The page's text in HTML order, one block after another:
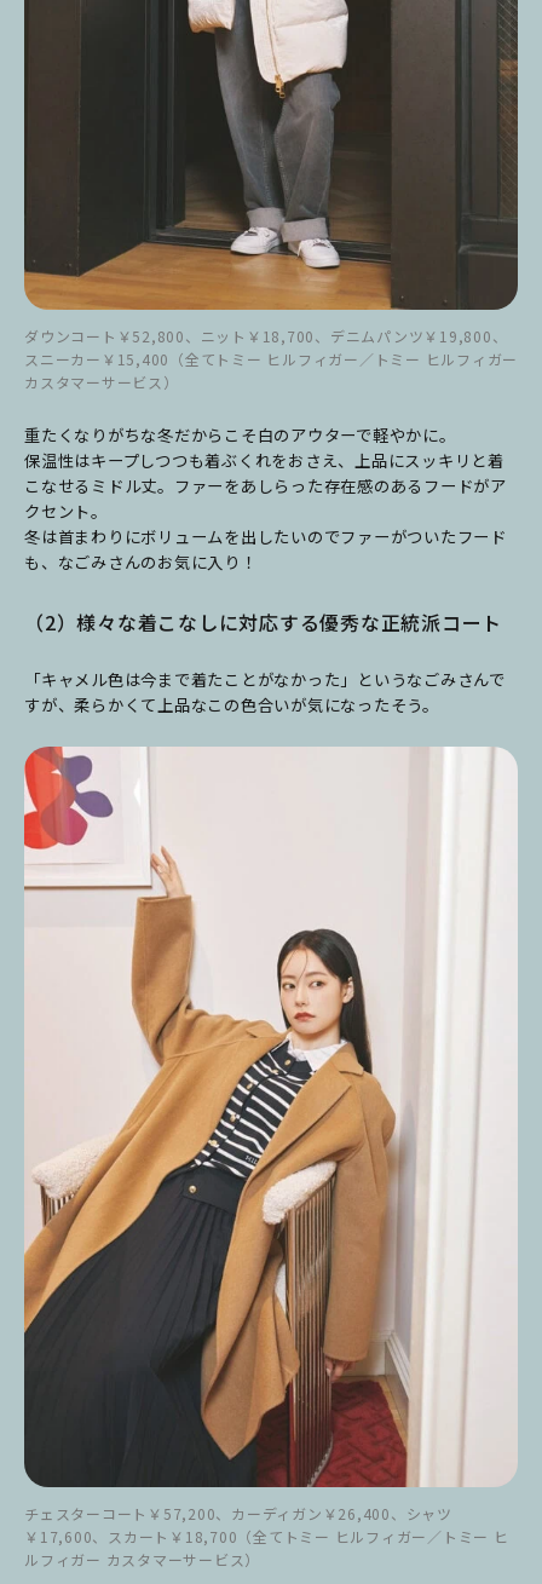
ダウンコート￥52,800、ニット￥18,700、デニムパンツ￥19,800、
スニーカー￥15,400（全てトミー ヒルフィガー／トミー ヒルフィガー
カスタマーサービス）
重たくなりがちな冬だからこそ白のアウターで軽やかに。
保温性はキープしつつも着ぶくれをおさえ、上品にスッキリと着
こなせるミドル丈。ファーをあしらった存在感のあるフードがア
クセント。
冬は首まわりにボリュームを出したいのでファーがついたフード
も、なごみさんのお気に入り！
（2）様々な着こなしに対応する優秀な正統派コート
「キャメル色は今まで着たことがなかった」というなごみさんで
すが、柔らかくて上品なこの色合いが気になったそう。
チェスターコート￥57,200、カーディガン￥26,400、シャツ
￥17,600、スカート￥18,700（全てトミー ヒルフィガー／トミー ヒ
ルフィガー カスタマーサービス）